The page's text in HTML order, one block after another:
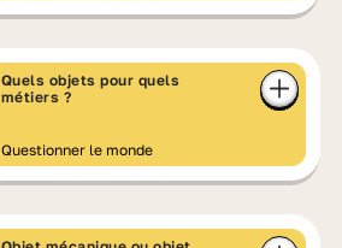
Quels objets pour quels
métiers ?
Questionner le monde